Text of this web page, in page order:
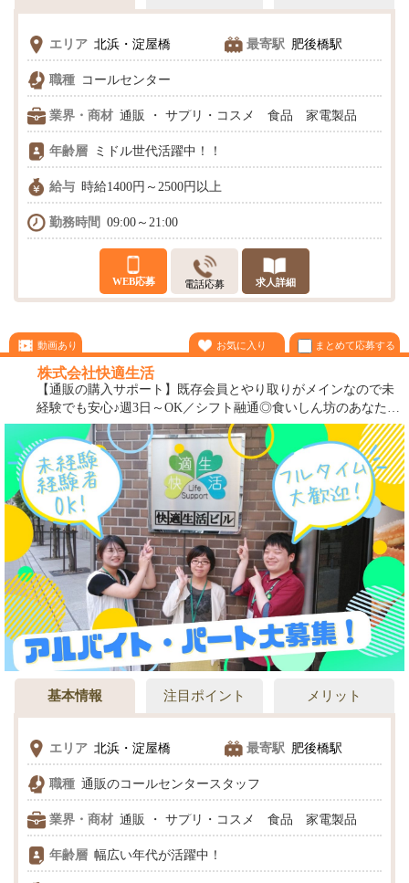
エリア 北浜・淀屋橋 最寄駅 肥後橋駅
職種 コールセンター
業界・商材 通販 ・ サプリ・コスメ 食品 家電製品
年齢層 ミドル世代活躍中！！
給与 時給1400円～2500円以上
勤務時間 09:00～21:00
WEB応募 電話応募 求人詳細
動画あり お気に入り まとめて応募する
株式会社快適生活
【通販の購入サポート】既存会員とやり取りがメインなので未
経験でも安心♪週3日～OK／シフト融通◎食いしん坊のあなた！
美意識高めのあなたにピッタリ！お客様を笑顔にするお仕事で
す！
基本情報 注目ポイント メリット
エリア 北浜・淀屋橋 最寄駅 肥後橋駅
職種 通販のコールセンタースタッフ
業界・商材 通販 ・ サプリ・コスメ 食品 家電製品
年齢層 幅広い年代が活躍中！